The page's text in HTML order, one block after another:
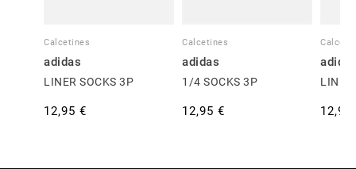
Calcetines
adidas
LINER SOCKS 3P
12,95 €
Calcetines
adidas
1/4 SOCKS 3P
12,95 €
LINER
12,95